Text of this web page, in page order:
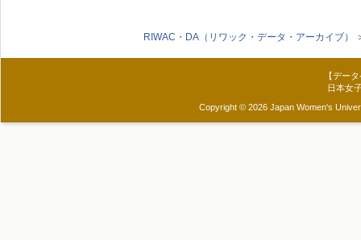
RIWAC・DA（リワック・データ・アーカイブ）
【デー
日本女
Copyright © 2026 Japan Women's